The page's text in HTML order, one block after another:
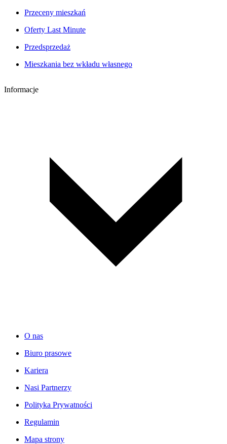
Przeceny mieszkań
Oferty Last Minute
Przedsprzedaż
Mieszkania bez wkładu własnego
Informacje
O nas
Biuro prasowe
Kariera
Nasi Partnerzy
Polityka Prywatności
Regulamin
Mapa strony